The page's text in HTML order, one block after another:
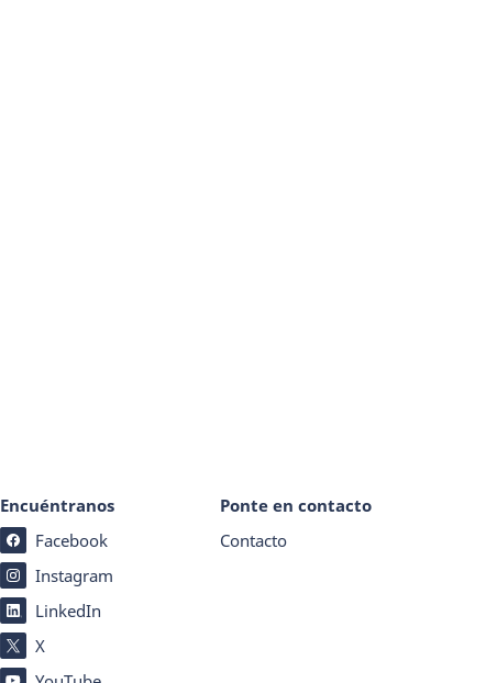
Encuéntranos
Facebook
Instagram
LinkedIn
X
Ponte en contacto
Contacto